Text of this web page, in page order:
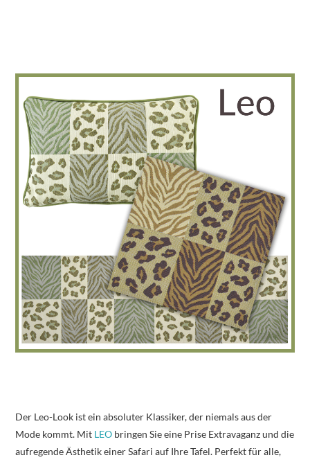
Der Leo-Look ist ein absoluter Klassiker, der niemals aus der
Mode kommt. Mit LEO bringen Sie eine Prise Extravaganz und die
aufregende Ästhetik einer Safari auf Ihre Tafel. Perfekt für alle,